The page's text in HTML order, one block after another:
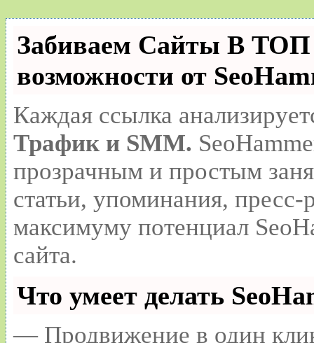
Забиваем Сайты В
возможности от
Каждая ссылка
Трафик и SMM.
прозрачным и простым
статьи, упоминания,
максимуму потенциал
сайта.
Что умеет делать
— Продвижение в один